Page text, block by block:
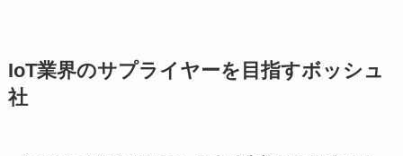
IoT業界のサプライヤーを目指すボッシュ
社